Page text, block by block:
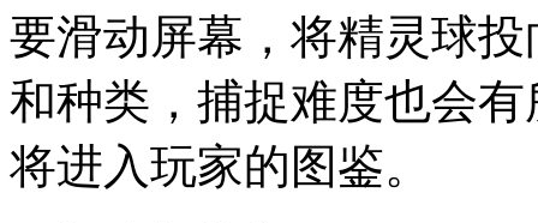
要滑动屏幕，将精灵球
和种类，捕捉难度也会
将进入玩家的图鉴。